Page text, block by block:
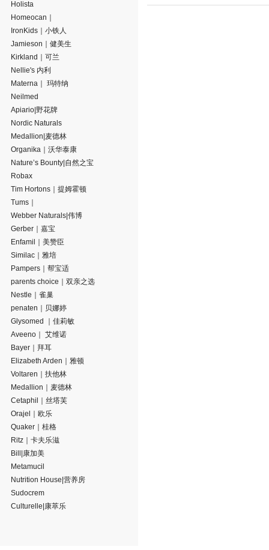
Holista
Homeocan｜
IronKids｜小铁人
Jamieson｜健美生
Kirkland｜可兰
Nellie's 内利
Materna｜ 玛特纳
Neilmed
Apiario|野花牌
Nordic Naturals
Medallion|麦德林
Organika｜沃华泰康
Nature’s Bounty|自然之宝
Robax
Tim Hortons｜提姆霍顿
Tums｜
Webber Naturals|伟博
Gerber｜嘉宝
Enfamil｜美赞臣
Similac｜雅培
Pampers｜帮宝适
parents choice｜双亲之选
Nestle｜雀巢
penaten｜贝娜婷
Glysomed ｜佳莉敏
Aveeno｜ 艾维诺
Bayer｜拜耳
Elizabeth Arden｜雅顿
Voltaren｜扶他林
Medallion｜麦德林
Cetaphil｜丝塔芙
Orajel｜欧乐
Quaker｜桂格
Ritz｜卡夫乐滋
Bill|康加美
Metamucil
Nutrition House|营养房
Sudocrem
Culturelle|康萃乐